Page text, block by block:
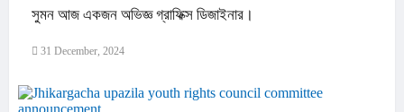
সুমন আজ একজন অভিজ্ঞ গ্রাফিক্স ডিজাইনার।
31 December, 2024